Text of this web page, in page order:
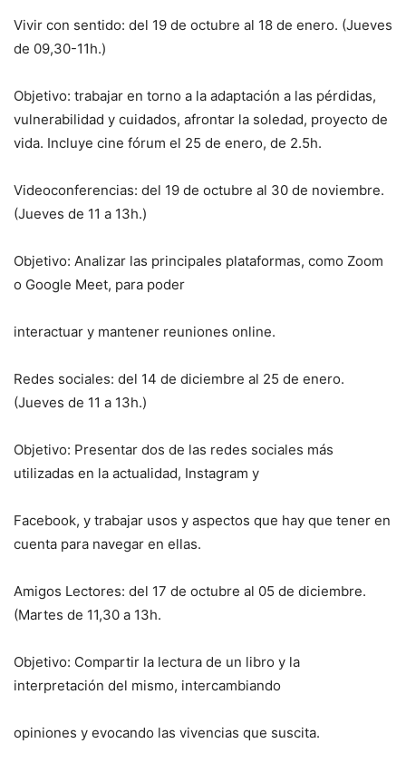
Vivir con sentido: del 19 de octubre al 18 de enero. (Jueves
de 09,30-11h.)
Objetivo: trabajar en torno a la adaptación a las pérdidas,
vulnerabilidad y cuidados, afrontar la soledad, proyecto de
vida. Incluye cine fórum el 25 de enero, de 2.5h.
Videoconferencias: del 19 de octubre al 30 de noviembre.
(Jueves de 11 a 13h.)
Objetivo: Analizar las principales plataformas, como Zoom
o Google Meet, para poder
interactuar y mantener reuniones online.
Redes sociales: del 14 de diciembre al 25 de enero.
(Jueves de 11 a 13h.)
Objetivo: Presentar dos de las redes sociales más
utilizadas en la actualidad, Instagram y
Facebook, y trabajar usos y aspectos que hay que tener en
cuenta para navegar en ellas.
Amigos Lectores: del 17 de octubre al 05 de diciembre.
(Martes de 11,30 a 13h.
Objetivo: Compartir la lectura de un libro y la
interpretación del mismo, intercambiando
opiniones y evocando las vivencias que suscita.